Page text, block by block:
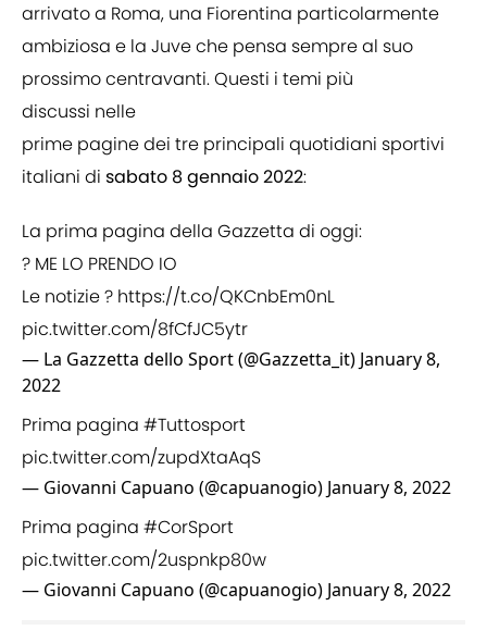
arrivato a Roma, una Fiorentina particolarmente
ambiziosa e la Juve che pensa sempre al suo
prossimo centravanti. Questi i temi più
discussi nelle
prime pagine dei tre principali quotidiani sportivi
italiani di sabato 8 gennaio 2022:
La prima pagina della Gazzetta di oggi:
? ME LO PRENDO IO
Le notizie ? https://t.co/QKCnbEm0nL
pic.twitter.com/8fCfJC5ytr
— La Gazzetta dello Sport (@Gazzetta_it) January 8,
2022
Prima pagina #Tuttosport
pic.twitter.com/zupdXtaAqS
— Giovanni Capuano (@capuanogio) January 8, 2022
Prima pagina #CorSport
pic.twitter.com/2uspnkp80w
— Giovanni Capuano (@capuanogio) January 8, 2022